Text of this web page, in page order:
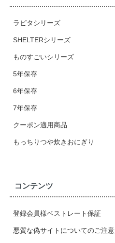
ラピタシリーズ
SHELTERシリーズ
ものすごいシリーズ
5年保存
6年保存
7年保存
クーポン適用商品
もっちりつや炊きおにぎり
コンテンツ
登録会員様ベストレート保証
悪質な偽サイトについてのご注意